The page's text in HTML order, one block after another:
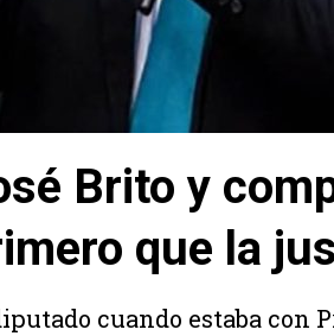
Brito y
que la
cuando estaba con